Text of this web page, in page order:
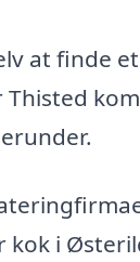
at finde
kok i